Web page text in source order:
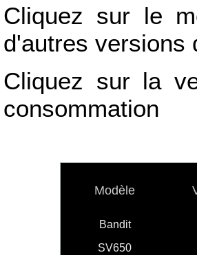
Cliquez sur le
d'autres versions
Cliquez sur la
consommation
Modèle
Bandit
SV650